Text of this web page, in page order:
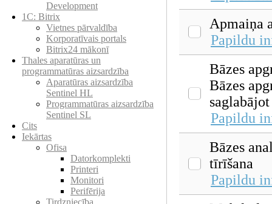
Development
1C: Bitrix
Vietnes pārvaldība
Korporatīvais portals
Bitrix24 mākonī
Thales aparatūras un
programmatūras aizsardzība
Aparatūras aizsardzība
Sentinel HL
Programmatūras aizsardzība
Sentinel SL
Cits
Iekārtas
Ofisa
Datorkomplekti
Printeri
Monitori
Perifērija
Tirdzniecība
Apmaiņa
Papildu
Bāzes
Bāzes
Papildu
Bāzes
tīrīšana
Papildu